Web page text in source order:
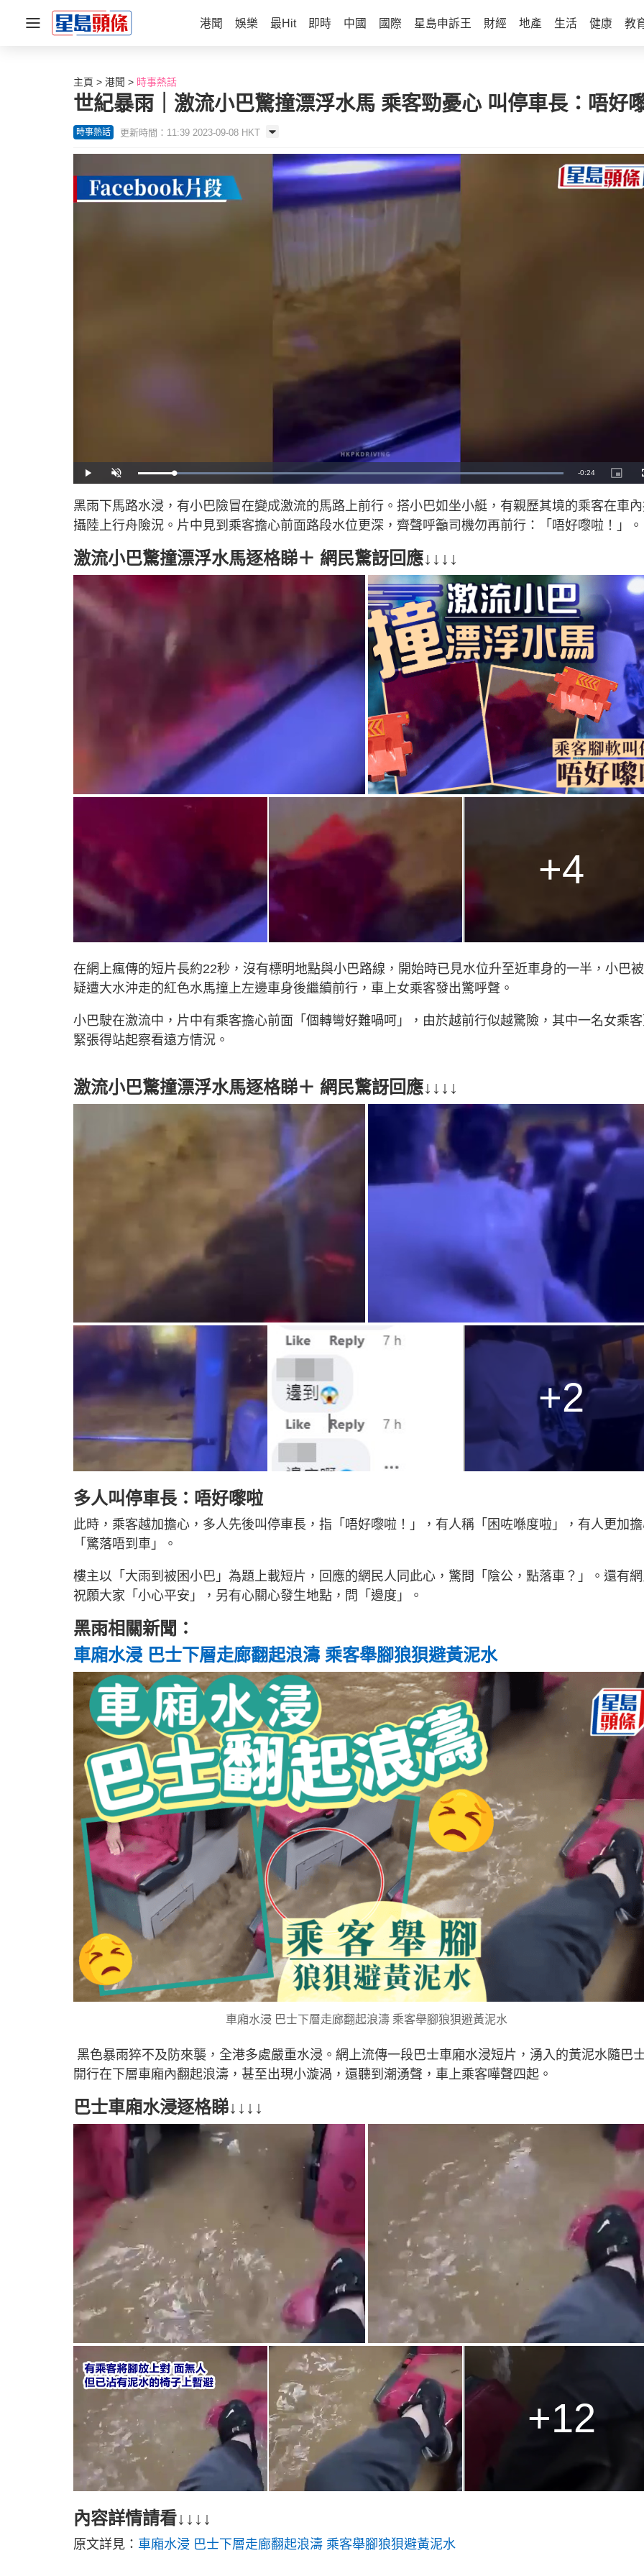
港聞 娛樂 最Hit 即時 中國 國際 星島申訴王 財經 地產 生活 健康 教
主頁 港聞 時事熱話
世紀暴雨｜激流小巴驚撞漂浮水馬 乘客勁憂心 叫停車長：唔好
時事熱話 更新時間：11:39 2023-09-08 HKT
P
l
U
n
t
e
L
o
e
d
:
1
0
0
0
%
R
i
n
g
i
m
e
-0:24
P
i
u
r
i
t
黑雨下馬路水浸，有小巴險冒在變成激流的馬路上前行。搭小巴如坐小艇，有親歷其境的乘客在車
攝陸上行舟險況。片中見到乘客擔心前面路段水位更深，齊聲呼籲司機勿再前行：「唔好嚟啦！」。
激流小巴驚撞漂浮水馬逐格睇＋ 網民驚訝回應↓↓↓↓
+4
在網上瘋傳的短片長約22秒，沒有標明地點與小巴路線，開始時已見水位升至近車身的一半，小巴
疑遭大水沖走的紅色水馬撞上左邊車身後繼續前行，車上女乘客發出驚呼聲。
小巴駛在激流中，片中有乘客擔心前面「個轉彎好難喎呵」，由於越前行似越驚險，其中一名女乘
緊張得站起察看遠方情況。
激流小巴驚撞漂浮水馬逐格睇＋ 網民驚訝回應↓↓↓↓
+2
多人叫停車長：唔好嚟啦
此時，乘客越加擔心，多人先後叫停車長，指「唔好嚟啦！」，有人稱「困咗喺度啦」，有人更加
「驚落唔到車」。
樓主以「大雨到被困小巴」為題上載短片，回應的網民人同此心，驚問「陰公，點落車？」。還有
祝願大家「小心平安」，另有心關心發生地點，問「邊度」。
黑雨相關新聞：
車廂水浸 巴士下層走廊翻起浪濤 乘客舉腳狼狽避黃泥水
車廂水浸 巴士下層走廊翻起浪濤 乘客舉腳狼狽避黃泥水
黑色暴雨猝不及防來襲，全港多處嚴重水浸。網上流傳一段巴士車廂水浸短片，湧入的黃泥水隨巴
開行在下層車廂內翻起浪濤，甚至出現小漩渦，還聽到潮湧聲，車上乘客嘩聲四起。
巴士車廂水浸逐格睇↓↓↓↓
+12
內容詳情請看↓↓↓↓
原文詳見： 車廂水浸 巴士下層走廊翻起浪濤 乘客舉腳狼狽避黃泥水